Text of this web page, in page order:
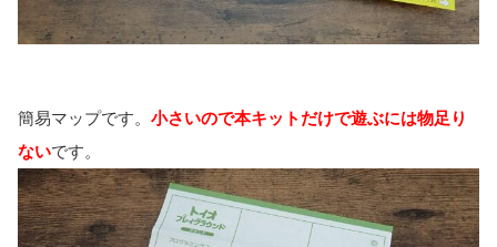
簡易マップです。 小さいので本キットだけで遊ぶには物足り
ないです。